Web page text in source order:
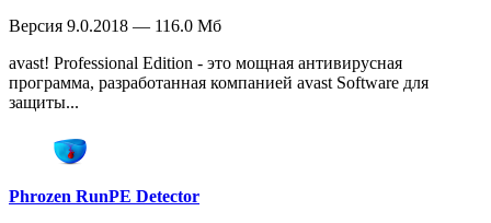
Версия 9.0.2018 — 116.0 Мб
avast! Professional Edition - это мощная антивирусная
программа, разработанная компанией avast Software для
защиты...
Phrozen RunPE Detector